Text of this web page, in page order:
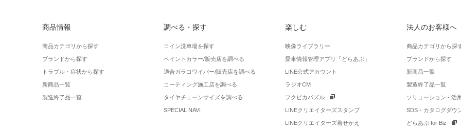
商品情報
商品カテゴリから探す
ブランドから探す
トラブル・症状から探す
新商品一覧
製造終了品一覧
調べる・探す
コイン洗車場を探す
ペイントカラー/販売店を調べる
適合ガラコワイパー/販売店を調べる
コーティング施工店を調べる
タイヤチェーンサイズを調べる
SPECIAL NAVI
楽しむ
映像ライブラリー
愛車情報管理アプリ「どらあぷ」
LINE公式アカウント
ラジオCM
フクピカパズル
LINEクリエイターズスタンプ
LINEクリエイターズ着せかえ
法人のお客様へ
商品カテゴリから探
ブランドから探す
新商品一覧
製造終了品一覧
ソリューション - 活
SDS・カタログダウ
どらあぷ for Biz